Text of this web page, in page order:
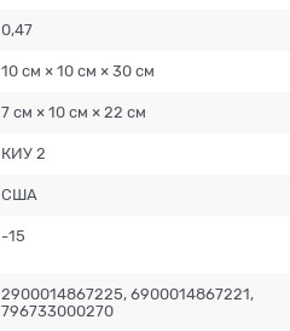
0,47
10 см × 10 см × 30 см
7 см × 10 см × 22 см
КИУ 2
США
-15
2900014867225, 6900014867221,
796733000270